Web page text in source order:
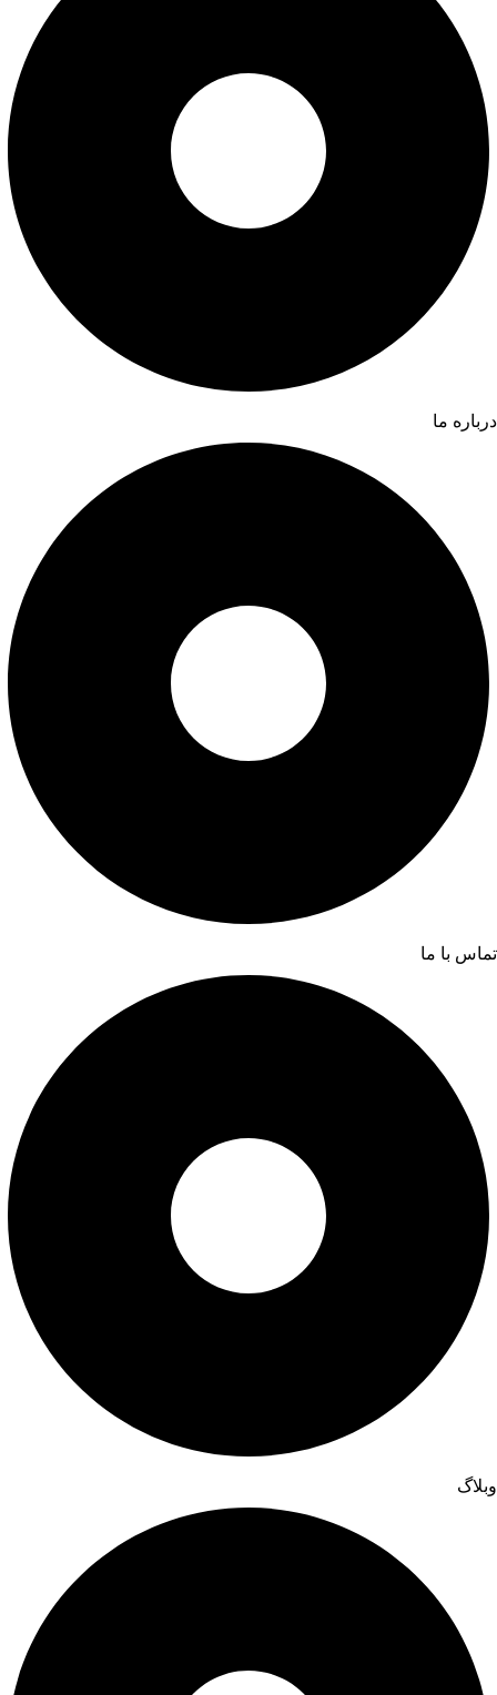
درباره ما
تماس با ما
وبلاگ